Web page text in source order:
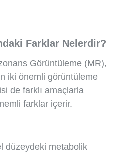
Farklar Nelerdir?
Görüntüleme (MR),
iki önemli görüntüleme
de farklı amaçlarla
farklar içerir.
düzeydeki metabolik